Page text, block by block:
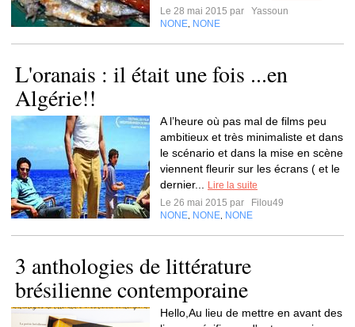
Le 28 mai 2015 par
Yassoun
NONE NONE
L'oranais : il était une fois ...en
Algérie!!
A l’heure où pas mal de films peu
ambitieux et très minimaliste et dans
le scénario et dans la mise en scène
viennent fleurir sur les écrans ( et le
dernier...
Lire la suite
Le 26 mai 2015 par
Filou49
NONE NONE NONE
3 anthologies de littérature
brésilienne contemporaine
Hello,Au lieu de mettre en avant des